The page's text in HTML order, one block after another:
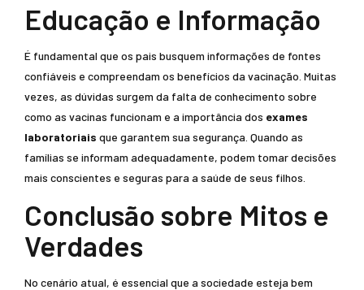
Educação e Informação
É fundamental que os pais busquem informações de fontes
confiáveis e compreendam os benefícios da vacinação. Muitas
vezes, as dúvidas surgem da falta de conhecimento sobre
como as vacinas funcionam e a importância dos exames
laboratoriais que garantem sua segurança. Quando as
famílias se informam adequadamente, podem tomar decisões
mais conscientes e seguras para a saúde de seus filhos.
Conclusão sobre Mitos e
Verdades
No cenário atual, é essencial que a sociedade esteja bem